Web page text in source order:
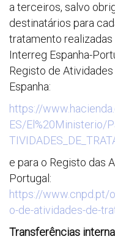
a terceiros, salvo
destinatários para
tratamento
Interreg Espanha-
Registo de
Espanha:
https://
ES/El%20Ministerio/
e para o Registo das
Portugal:
https://www.cnpd.pt/
o-de-atividades-de-
Transferências